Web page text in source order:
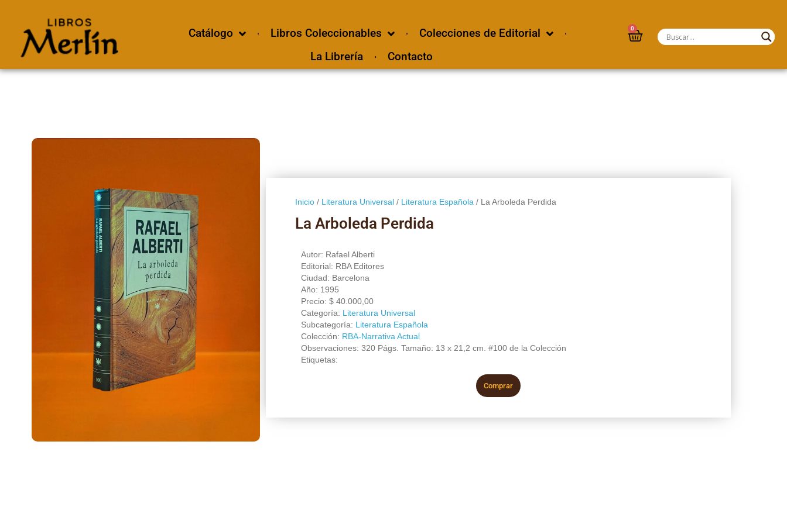
Catálogo Libros Coleccionables
Colecciones de Editorial
La Librería
Contacto
0
Inicio/ Literatura Universal/ Literatura Española / La Arboleda Perdida
La Arboleda Perdida
Autor: Rafael Alberti
Editorial: RBA Editores
Ciudad: Barcelona
Año: 1995
Precio: $40.000,00
Categoría: Literatura Universal
Subcategoría: Literatura Española
Colección: RBA-Narrativa Actual
Observaciones: 320 Págs. Tamaño: 13 x 21,2 cm. #100 de la Colección
Etiquetas:
Comprar